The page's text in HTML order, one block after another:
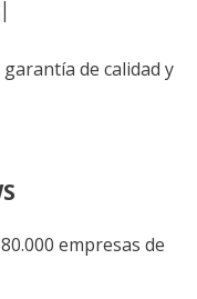
de calidad y
empresas de